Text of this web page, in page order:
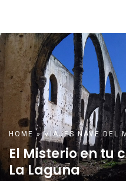
HOME »VIAJES NAVE DEL
El Misterio en tu
La Laguna